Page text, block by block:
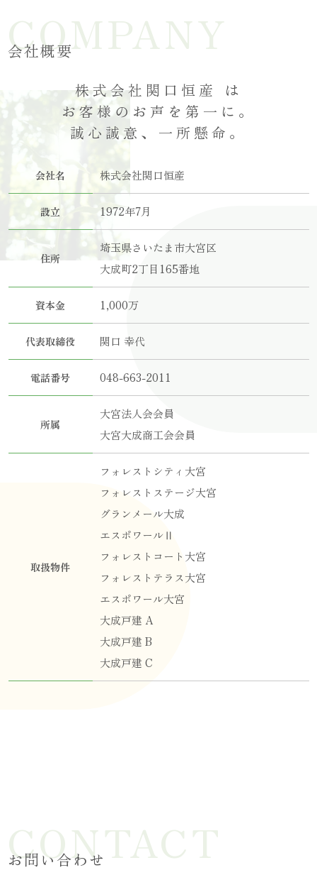
会社概要
株式会社関口恒産 は
お客様のお声を第一に。
誠心誠意、一所懸命。
会社名 株式会社関口恒産
設立 1972年7月
住所
埼玉県さいたま市大宮区
大成町2丁目165番地
資本金 1,000万
代表取締役 関口 幸代
電話番号 048-663-2011
所属
大宮法人会会員
大宮大成商工会会員
取扱物件
フォレストシティ大宮
フォレストステージ大宮
グランメール大成
エスポワールⅡ
フォレストコート大宮
フォレストテラス大宮
エスポワール大宮
大成戸建 A
大成戸建 B
大成戸建 C
お問い合わせ